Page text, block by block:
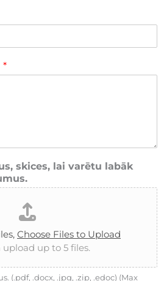
*
skices, lai varētu labāk
Choose Files to Upload
upload up to 5 files.
(.pdf, .docx, .jpg, .zip, .edoc) (Max